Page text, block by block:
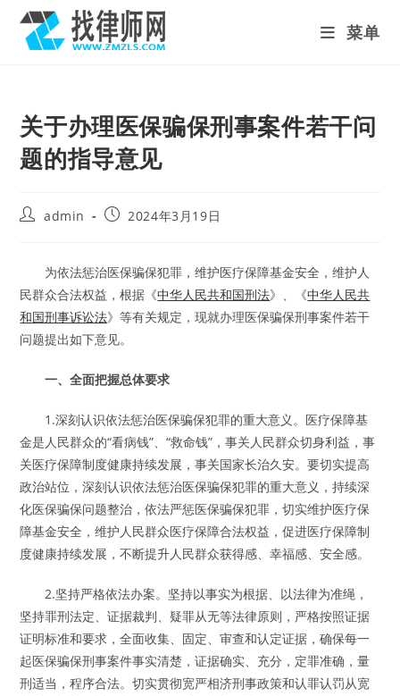
content
菜单
关于办理医保骗保刑事案件若干问
题的指导意见
Postadmin
Post2024年3月19日
为依法惩治医保骗保犯罪，维护医疗保障基金安全，维护人
民群众合法权益，根据《中华人民共和国刑法》、《中华人民共
和国刑事诉讼法》等有关规定，现就办理医保骗保刑事案件若干
问题提出如下意见。
一、全面把握总体要求
1.深刻认识依法惩治医保骗保犯罪的重大意义。医疗保障基
金是人民群众的“看病钱”、“救命钱”，事关人民群众切身利益，事
关医疗保障制度健康持续发展，事关国家长治久安。要切实提高
政治站位，深刻认识依法惩治医保骗保犯罪的重大意义，持续深
化医保骗保问题整治，依法严惩医保骗保犯罪，切实维护医疗保
障基金安全，维护人民群众医疗保障合法权益，促进医疗保障制
度健康持续发展，不断提升人民群众获得感、幸福感、安全感。
2.坚持严格依法办案。坚持以事实为根据、以法律为准绳，
坚持罪刑法定、证据裁判、疑罪从无等法律原则，严格按照证据
证明标准和要求，全面收集、固定、审查和认定证据，确保每一
起医保骗保刑事案件事实清楚，证据确实、充分，定罪准确，量
刑适当，程序合法。切实贯彻宽严相济刑事政策和认罪认罚从宽